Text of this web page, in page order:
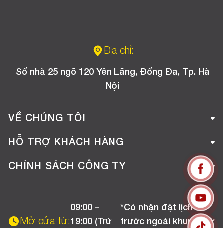
Địa chỉ:
Số nhà 25 ngõ 120 Yên Lãng, Đống Đa, Tp. Hà
Nội
VỀ CHÚNG TÔI
Giới thiệu công ty
Tuyển dụng
HỖ TRỢ KHÁCH HÀNG
Hướng dẫn mua hàng online
Chương trình khuyến mãi
CHÍNH SÁCH CÔNG TY
Chính sách bảo hành
Mở cửa từ:
09:00 –
19:00 (Trừ
*Có nhận đặt lịch
trước ngoài khung giờ